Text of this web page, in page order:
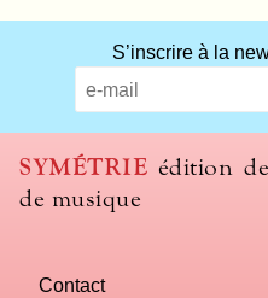
S’inscrire à la
SYMÉTRIE édition
de musique
Contact